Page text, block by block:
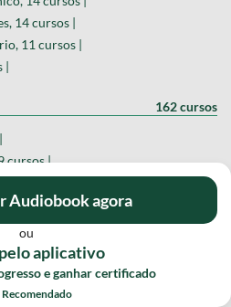
Audiobook agora
ou
aplicativo
e ganhar certificado
Recomendado
14 cursos |
11 cursos |
162 cursos
cursos |
15 cursos |
Polícia Federal, 14 cursos |
14 cursos |
), 12 cursos |
Bombeiros, 3 cursos |
Rodoviária Federal, 5 cursos |